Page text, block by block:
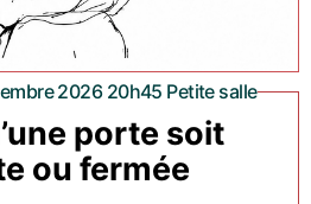
2026 20h45 Petite salle
porte soit
ou fermée